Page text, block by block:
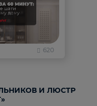
620
И ЛЮСТР